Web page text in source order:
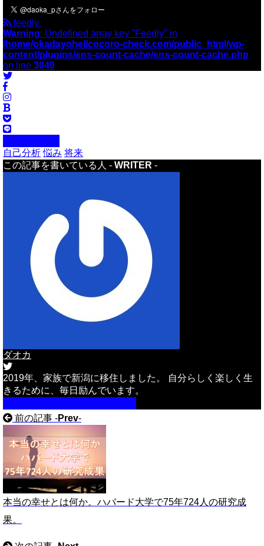
feedly
Warning: Undefined array key "Feedly" in
/home/okadayohei/cocoro-check.com/public_html/wp-
content/plugins/sns-count-cache/sns-count-cache.php
on line 3049
自己分析 悩み 将来
この記事を書いている人 - WRITER -
ダオカ
2019年、家族で新潟に移住しました。 自分らしく楽しく生
きるために、毎日励んでいます。
前の記事 -Prev-
本当の幸せとは何か。ハバード大学で75年724人の研究成
果。